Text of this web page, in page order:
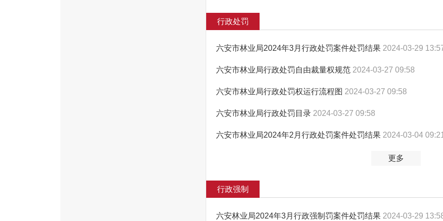
行政处罚
六安市林业局2024年3月行政处罚案件处罚结果 2024-03-29
六安市林业局行政处罚自由裁量权规范 2024-03-27 09:58
六安市林业局行政处罚权运行流程图 2024-03-27 09:58
六安市林业局行政处罚目录 2024-03-27 09:58
六安市林业局2024年2月行政处罚案件处罚结果 2024-03-04 09:21
更多
行政强制
六安林业局2024年3月行政强制罚案件处罚结果 2024-03-29